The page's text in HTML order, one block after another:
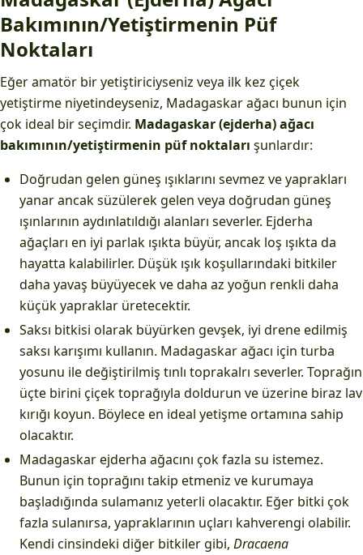
Bakımının/Yetiştirmenin Püf
Noktaları
Eğer amatör bir yetiştiriciyseniz veya ilk kez çiçek
yetiştirme niyetindeyseniz, Madagaskar ağacı bunun için
çok ideal bir seçimdir. Madagaskar (ejderha) ağacı
bakımının/yetiştirmenin püf noktaları şunlardır:
Doğrudan gelen güneş ışıklarını sevmez ve yaprakları
yanar ancak süzülerek gelen veya doğrudan güneş
ışınlarının aydınlatıldığı alanları severler. Ejderha
ağaçları en iyi parlak ışıkta büyür, ancak loş ışıkta da
hayatta kalabilirler. Düşük ışık koşullarındaki bitkiler
daha yavaş büyüyecek ve daha az yoğun renkli daha
küçük yapraklar üretecektir.
Saksı bitkisi olarak büyürken gevşek, iyi drene edilmiş
saksı karışımı kullanın. Madagaskar ağacı için turba
yosunu ile değiştirilmiş tınlı toprakalrı severler. Toprağın
üçte birini çiçek toprağıyla doldurun ve üzerine biraz lav
kırığı koyun. Böylece en ideal yetişme ortamına sahip
olacaktır.
Madagaskar ejderha ağacını çok fazla su istemez.
Bunun için toprağını takip etmeniz ve kurumaya
başladığında sulamanız yeterli olacaktır. Eğer bitki çok
fazla sulanırsa, yapraklarının uçları kahverengi olabilir.
Kendi cinsindeki diğer bitkiler gibi, Dracaena